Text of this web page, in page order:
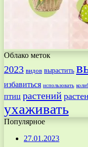
Облако меток
2023 видов вырастить
избавиться использовать
птиц растений
ухаживать
Популярное
27.01.2023